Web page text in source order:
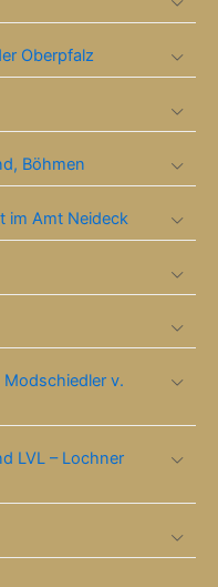
Oberpfalz
Böhmen
im Amt Neideck
v.
LVL – Lochner